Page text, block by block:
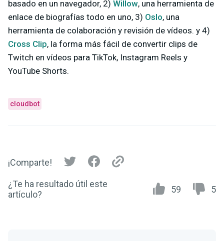
basado en un navegador, 2) Willow, una herramienta de
enlace de biografías todo en uno, 3) Oslo, una
herramienta de colaboración y revisión de vídeos. y 4)
Cross Clip, la forma más fácil de convertir clips de
Twitch en vídeos para TikTok, Instagram Reels y
YouTube Shorts.
cloudbot
¡Comparte!
¿Te ha resultado útil este
artículo?
59 5